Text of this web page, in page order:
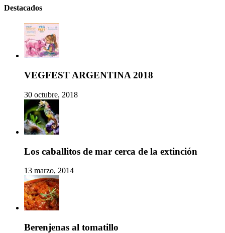
Destacados
VEGFEST ARGENTINA 2018
30 octubre, 2018
Los caballitos de mar cerca de la extinción
13 marzo, 2014
Berenjenas al tomatillo